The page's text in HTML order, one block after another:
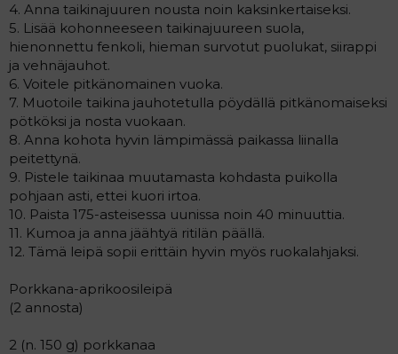
4. Anna taikinajuuren nousta noin kaksinkertaiseksi.
5. Lisää kohonneeseen taikinajuureen suola,
hienonnettu fenkoli, hieman survotut puolukat, siirappi
ja vehnäjauhot.
6. Voitele pitkänomainen vuoka.
7. Muotoile taikina jauhotetulla pöydällä pitkänomaiseksi
pötköksi ja nosta vuokaan.
8. Anna kohota hyvin lämpimässä paikassa liinalla
peitettynä.
9. Pistele taikinaa muutamasta kohdasta puikolla
pohjaan asti, ettei kuori irtoa.
10. Paista 175-asteisessa uunissa noin 40 minuuttia.
11. Kumoa ja anna jäähtyä ritilän päällä.
12. Tämä leipä sopii erittäin hyvin myös ruokalahjaksi.
Porkkana-aprikoosileipä
(2 annosta)
2 (n. 150 g) porkkanaa